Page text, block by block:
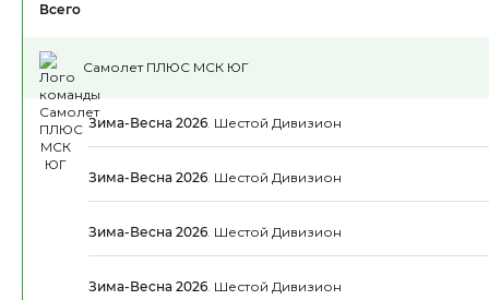
Всего
Самолет ПЛЮС МСК ЮГ
Зима-Весна 2026. Шестой Дивизион
Зима-Весна 2026. Шестой Дивизион
Зима-Весна 2026. Шестой Дивизион
Зима-Весна 2026. Шестой Дивизион